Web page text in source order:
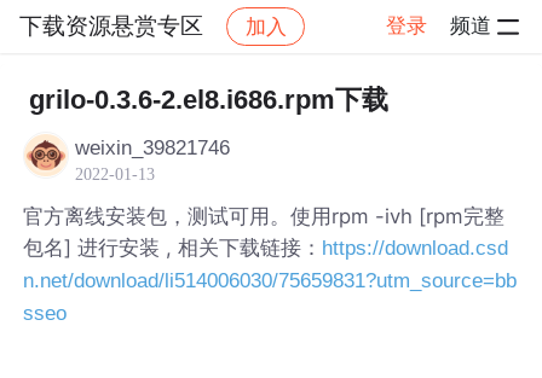
下载资源悬赏专区 加入 登录 频道
社区 下载资源悬赏专区 帖子详情
grilo-0.3.6-2.el8.i686.rpm下载
weixin_39821746
2022-01-13
官方离线安装包，测试可用。使用rpm -ivh [rpm完整
包名] 进行安装 , 相关下载链接： https://download.csd
n.net/download/li514006030/75659831?utm_source=bb
sseo